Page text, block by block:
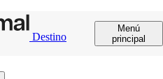
Destino
Menú
principal